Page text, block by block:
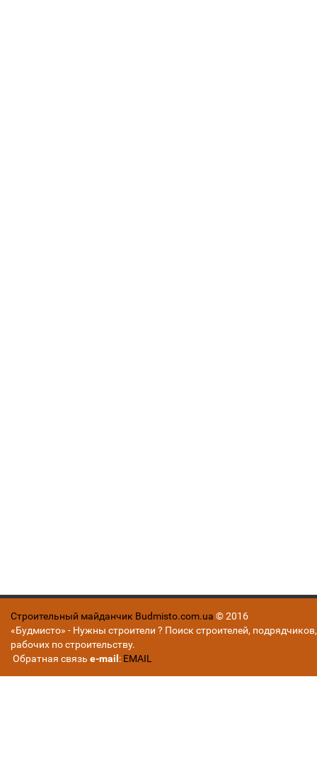
Строительный майданчик Budmisto.com.ua © 2016
«Будмисто» - Нужны строители ? Поиск строителей, подрядчиков,
рабочих по строительству.
Обратная связь e-mail : EMAIL